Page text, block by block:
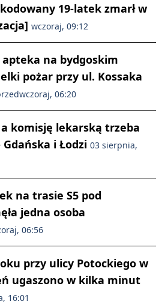
19-latek zmarł w
wczoraj, 09:12
apteka na bydgoskim
pożar przy ul. Kossaka
06:20
komisję lekarską trzeba
i Łodzi 03 sierpnia,
na trasie S5 pod
jedna osoba
06:56
przy ulicy Potockiego w
ugaszono w kilka minut
16:01